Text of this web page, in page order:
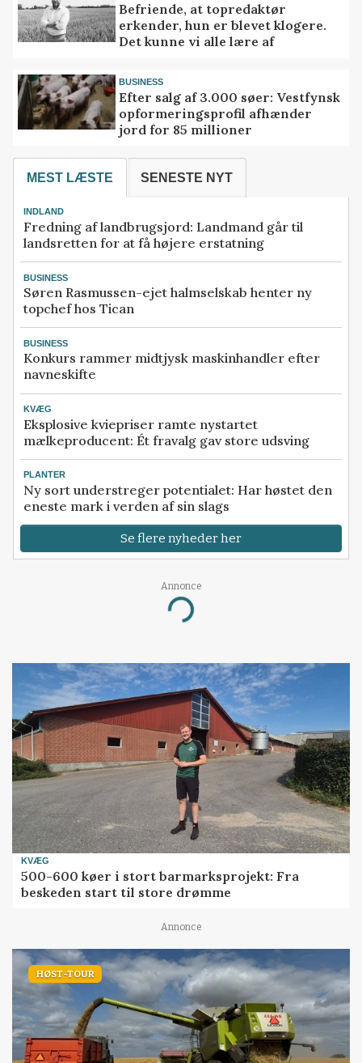
Befriende, at topredaktør
erkender, hun er blevet klogere.
Det kunne vi alle lære af
BUSINESS
Efter salg af 3.000 søer: Vestfynsk
opformeringsprofil afhænder
jord for 85 millioner
MEST LÆSTE SENESTE NYT
INDLAND
Fredning af landbrugsjord: Landmand går til
landsretten for at få højere erstatning
BUSINESS
Søren Rasmussen-ejet halmselskab henter ny
topchef hos Tican
BUSINESS
Konkurs rammer midtjysk maskinhandler efter
navneskifte
KVÆG
Eksplosive kviepriser ramte nystartet
mælkeproducent: Ét fravalg gav store udsving
PLANTER
Ny sort understreger potentialet: Har høstet den
eneste mark i verden af sin slags
Se flere nyheder her
Annonce
Loading...
KVÆG
500-600 køer i stort barmarksprojekt: Fra
beskeden start til store drømme
Annonce
HØST-TOUR